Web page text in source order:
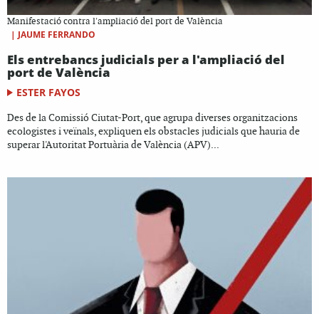
Manifestació contra l'ampliació del port de València
| JAUME FERRANDO
Els entrebancs judicials per a l'ampliació del
port de València
ESTER FAYOS
Des de la Comissió Ciutat-Port, que agrupa diverses organitzacions
ecologistes i veïnals, expliquen els obstacles judicials que hauria de
superar l'Autoritat Portuària de València (APV)...